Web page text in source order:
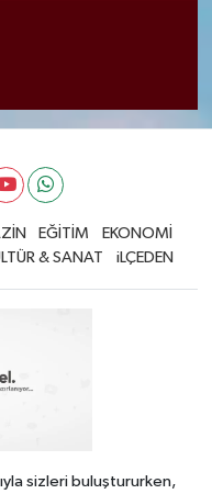
EĞİTİM
EKONOMİ
& SANAT iLÇEDEN
sizleri buluştururken,